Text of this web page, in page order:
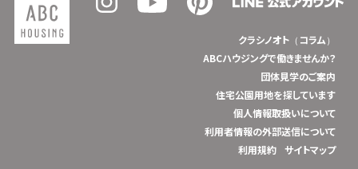
クラシノオト（コラム）
ABCハウジングで働きませんか？
団体見学のご案内
住宅公園用地を探しています
個人情報取扱いについて
利用者情報の外部送信について
利用規約
サイトマップ